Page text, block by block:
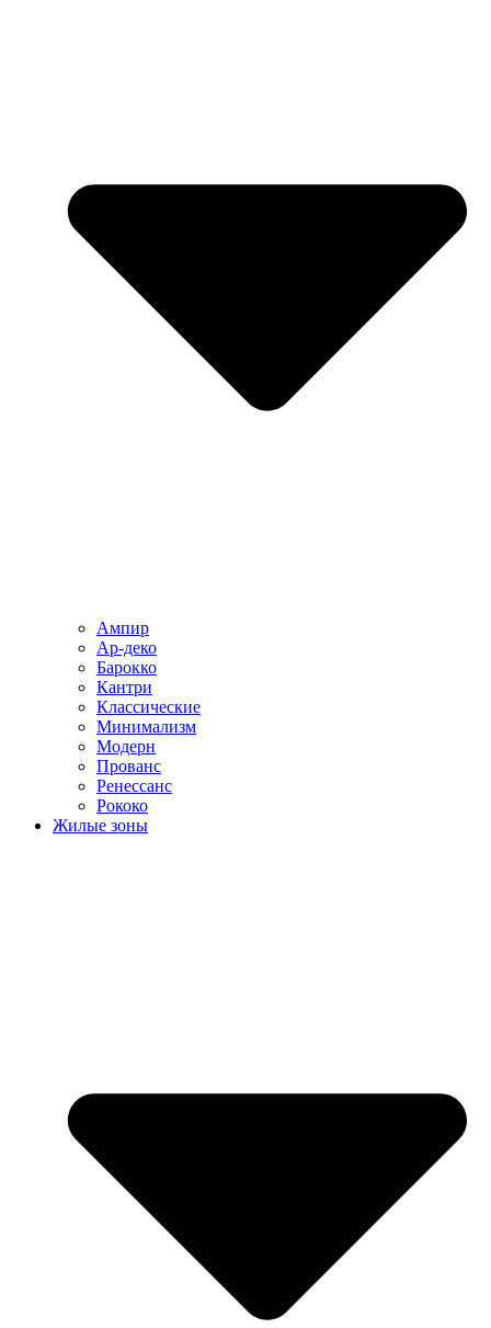
Ампир
Ар-деко
Барокко
Кантри
Классические
Минимализм
Модерн
Прованс
Ренессанс
Рококо
Жилые зоны